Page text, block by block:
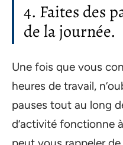
4. Faites des
de la journée.
Une fois que vous
heures de travail,
pauses tout au long
d’activité fonctionne